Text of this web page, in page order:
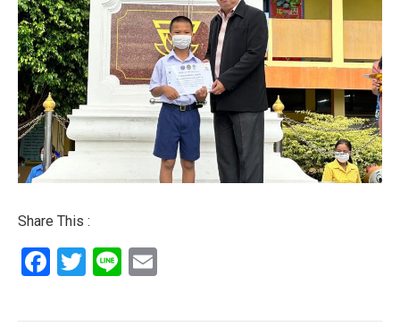
Share This :
Facebook
Twitter
Line